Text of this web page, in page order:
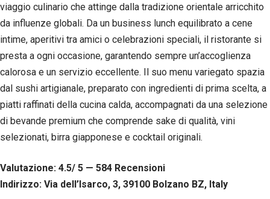
viaggio culinario che attinge dalla tradizione orientale arricchito
da influenze globali. Da un business lunch equilibrato a cene
intime, aperitivi tra amici o celebrazioni speciali, il ristorante si
presta a ogni occasione, garantendo sempre un’accoglienza
calorosa e un servizio eccellente. Il suo menu variegato spazia
dal sushi artigianale, preparato con ingredienti di prima scelta, a
piatti raffinati della cucina calda, accompagnati da una selezione
di bevande premium che comprende sake di qualità, vini
selezionati, birra giapponese e cocktail originali.
Valutazione: 4.5/ 5 — 584 Recensioni
Indirizzo: Via dell’Isarco, 3, 39100 Bolzano BZ, Italy